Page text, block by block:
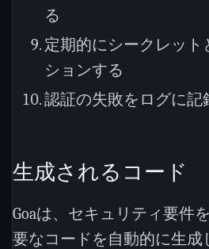
る
定期的にシークレット
ションする
認証の失敗をログに記
生成されるコード
Goaは、セキュリティ要件
要なコードを自動的に生成